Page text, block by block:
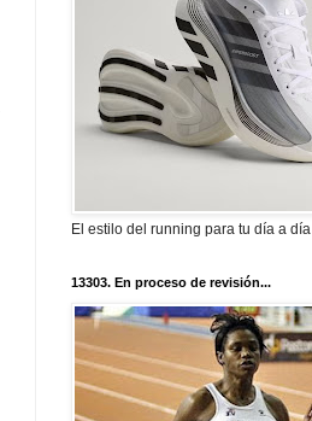
El estilo del running para tu día a día
13303. En proceso de revisión...